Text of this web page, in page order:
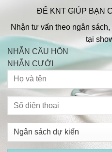
ĐỂ KNT GIÚP BẠN
Nhận tư vấn theo ngân
tại
NHẪN CẦU HÔN
NHẪN CƯỚI